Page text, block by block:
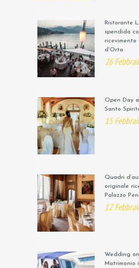
Ristorante
spendida
ricevimento
d’Orta
26
Open Day
Santo
15
Quadri
originale
Palazzo
12
Wedding
Matrimonio